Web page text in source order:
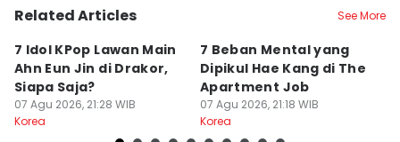
Related Articles See More
7 Idol KPop Lawan Main
Ahn Eun Jin di Drakor,
Siapa Saja?
07 Agu 2026, 21:28 WIB
Korea
7 Beban Mental yang
Dipikul Hae Kang di The
Apartment Job
07 Agu 2026, 21:18 WIB
Korea